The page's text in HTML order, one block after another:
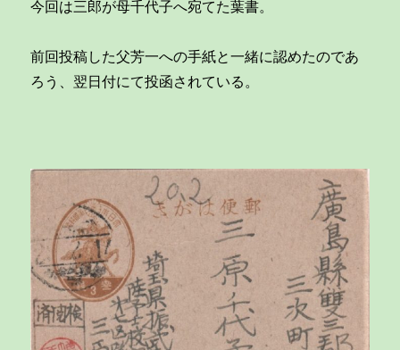
葉
早
の
過
ぎ
る
今回は三郎が母千代子へ宛てた葉書。
前回投稿した父芳一への手紙と一緒に認めたのであ
ろう、翌日付にて投函されている。